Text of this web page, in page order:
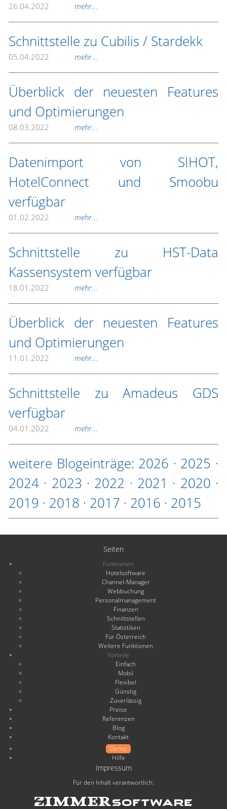
26.04.2022 mehr...
Schnittstelle zu Cubilis / Stardekk
05.04.2022 mehr...
Überblick der neuesten Features
und Optimierungen
08.03.2022 mehr...
Datenimport von SIHOT,
HotelConnect und Smoobu
verfügbar
01.02.2022 mehr...
Schnittstelle zu HST-Data
Kassensystem verfügbar
18.01.2022 mehr...
Überblick der neuesten Features
und Optimierungen
11.01.2022 mehr...
Schnittstelle zu Amadeus GDS
verfügbar
04.01.2022 mehr...
weitere Blogeinträge: 2026 · 2025 ·
2024 · 2023 · 2022 · 2021 · 2020 ·
2019 · 2018 · 2017 · 2016 · 2015
Seiten
Funktionen
Hotelsoftware
Channel-Manager
Webbuchung
Personalmanagement
Finanzen
Schnittstellen
Statistiken
Für Österreich
Weitere Funktionen
Vorteile
Einfach
Mobil
Flexibel
Günstig
Zuverlässig
Preise
Referenzen
Blog
Kontakt
Demo
Hilfe
Impressum
Für den Inhalt verantwortlich: